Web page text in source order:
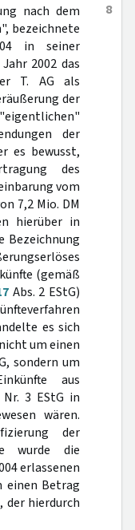
8
nach dem
bezeichnete
in seiner
2002 das
T. AG als
der
der
es bewusst,
des
vom
7,2 Mio. DM
hierüber in
Bezeichnung
(gemäß
Abs. 2 EStG)
es sich
um einen
sondern um
aus
3 EStG in
wären.
der
wurde die
erlassenen
einen Betrag
der hierdurch